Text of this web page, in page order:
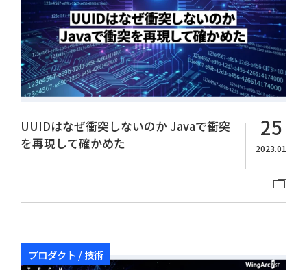
UUIDはなぜ衝突しないのか Javaで衝突
を再現して確かめた
25
2023.01
プロダクト / 技術